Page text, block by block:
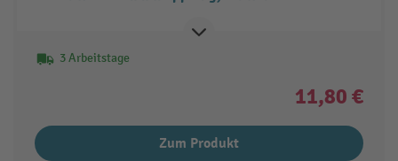
3 Arbeitstage
11,80 €
Zum Produkt